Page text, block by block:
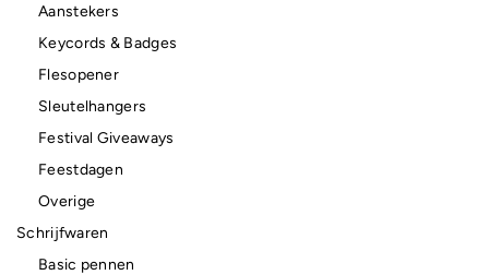
Aanstekers
Keycords & Badges
Flesopener
Sleutelhangers
Festival Giveaways
Feestdagen
Overige
Schrijfwaren
Basic pennen